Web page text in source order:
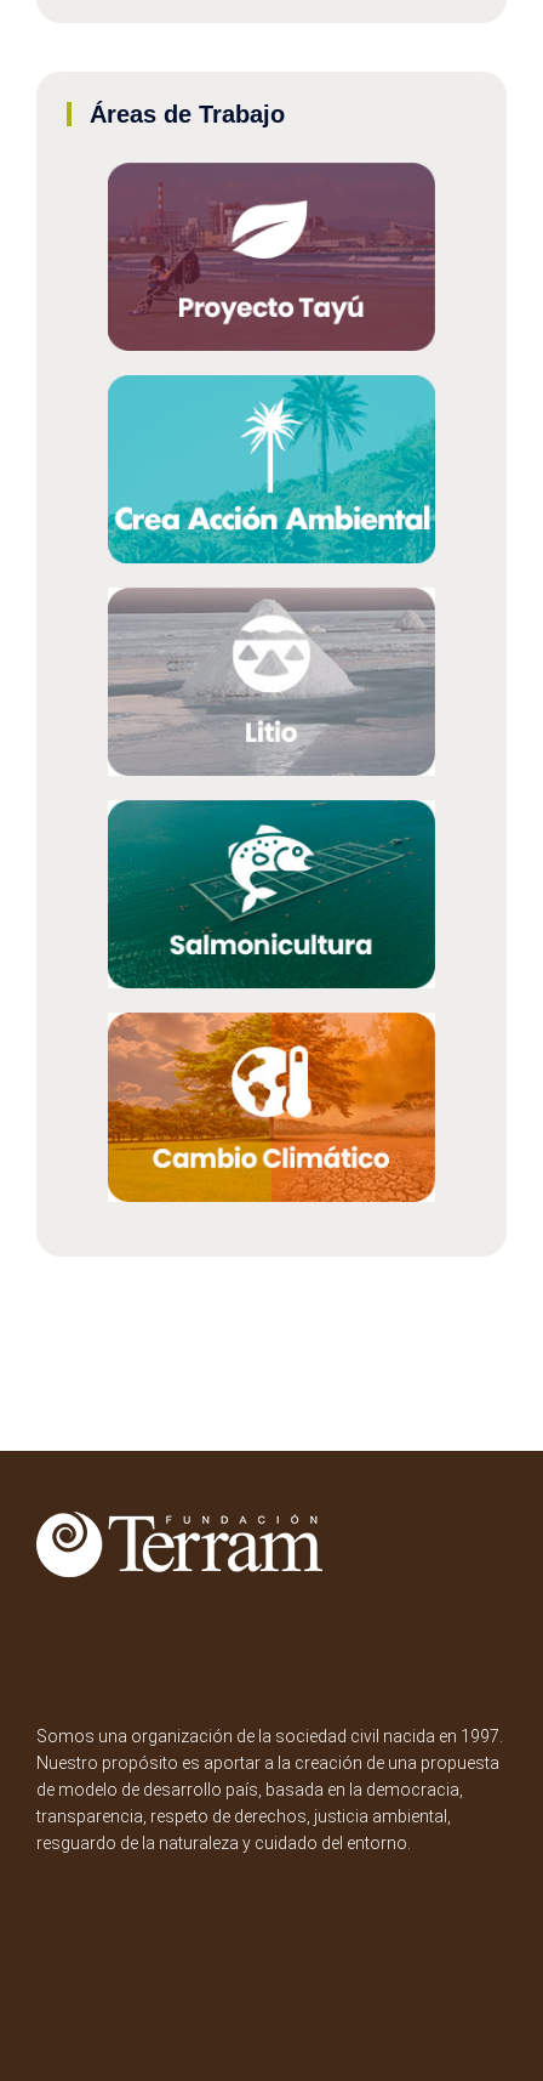
Áreas de Trabajo
Somos una organización de la sociedad civil nacida en 1997.
Nuestro propósito es aportar a la creación de una propuesta
de modelo de desarrollo país, basada en la democracia,
transparencia, respeto de derechos, justicia ambiental,
resguardo de la naturaleza y cuidado del entorno.